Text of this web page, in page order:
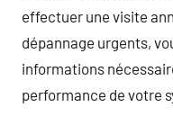
effectuer une visite
dépannage urgents,
informations
performance de votre